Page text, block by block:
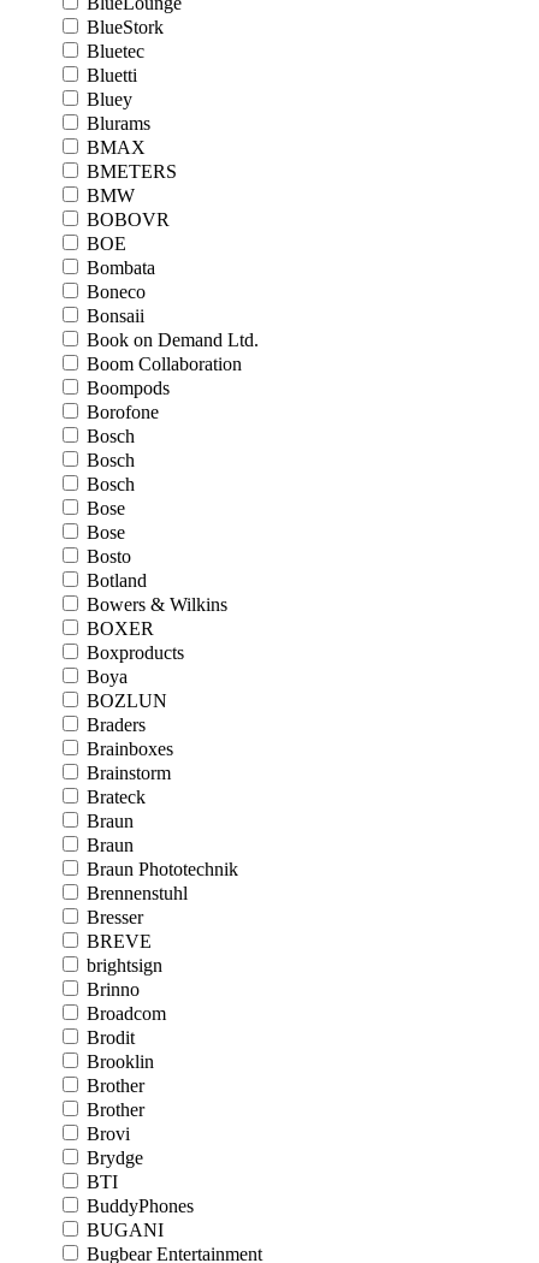
BlueStork
Bluetec
Bluetti
Bluey
Blurams
BMAX
BMETERS
BMW
BOBOVR
BOE
Bombata
Boneco
Bonsaii
Book on Demand Ltd.
Boom Collaboration
Boompods
Borofone
Bosch
Bosch
Bosch
Bose
Bose
Bosto
Botland
Bowers & Wilkins
BOXER
Boxproducts
Boya
BOZLUN
Braders
Brainboxes
Brainstorm
Brateck
Braun
Braun
Braun Phototechnik
Brennenstuhl
Bresser
BREVE
brightsign
Brinno
Broadcom
Brodit
Brooklin
Brother
Brother
Brovi
Brydge
BTI
BuddyPhones
BUGANI
Bugbear Entertainment